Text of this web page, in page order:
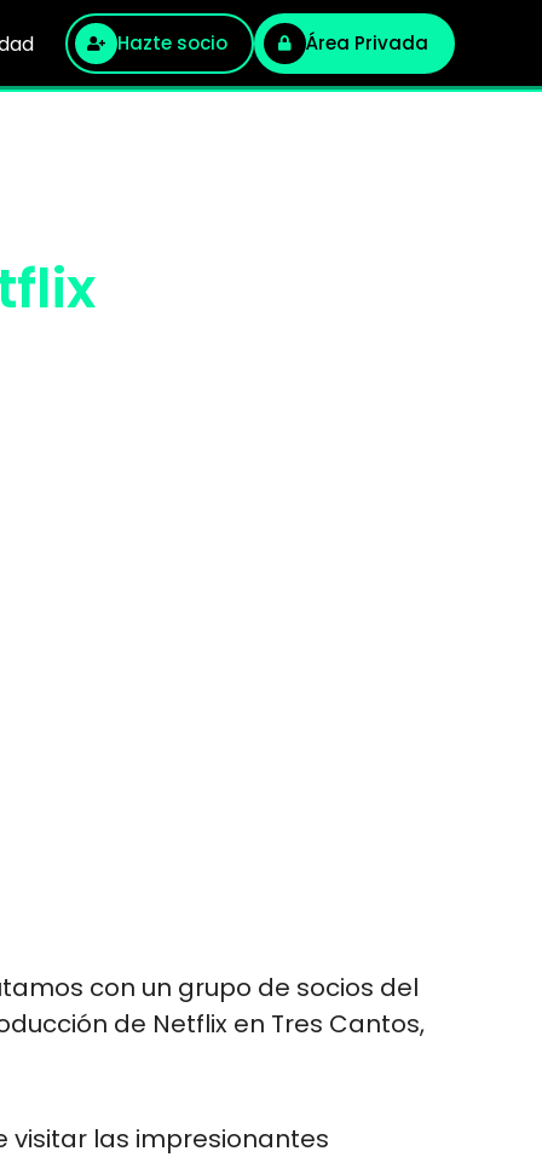
Hazte socio Área Privada
con un grupo de socios del
de Netflix en Tres Cantos,
visitar las impresionantes